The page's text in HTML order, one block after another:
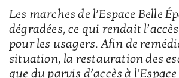
Les marches de l’Espace Belle
dégradées, ce qui rendait
pour les usagers. Afin de
situation, la restauration des
que du parvis d’accès à